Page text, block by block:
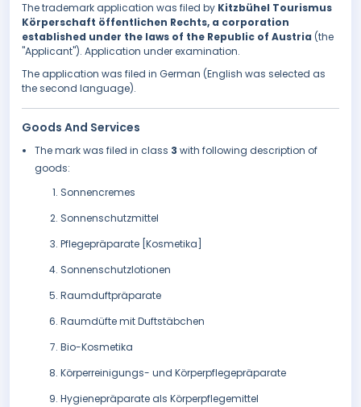
The trademark application was filed by Kitzbühel Tourismus
Körperschaft öffentlichen Rechts, a corporation
established under the laws of the Republic of Austria (the
"Applicant"). Application under examination.
The application was filed in German (English was selected as
the second language).
Goods And Services
The mark was filed in class 3 with following description of
goods:
Sonnencremes
Sonnenschutzmittel
Pflegepräparate [Kosmetika]
Sonnenschutzlotionen
Raumduftpräparate
Raumdüfte mit Duftstäbchen
Bio-Kosmetika
Körperreinigungs- und Körperpflegepräparate
Hygienepräparate als Körperpflegemittel